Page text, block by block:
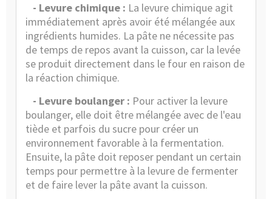
- Levure chimique : La levure chimique agit
immédiatement après avoir été mélangée aux
ingrédients humides. La pâte ne nécessite pas
de temps de repos avant la cuisson, car la levée
se produit directement dans le four en raison de
la réaction chimique.
- Levure boulanger : Pour activer la levure
boulanger, elle doit être mélangée avec de l'eau
tiède et parfois du sucre pour créer un
environnement favorable à la fermentation.
Ensuite, la pâte doit reposer pendant un certain
temps pour permettre à la levure de fermenter
et de faire lever la pâte avant la cuisson.